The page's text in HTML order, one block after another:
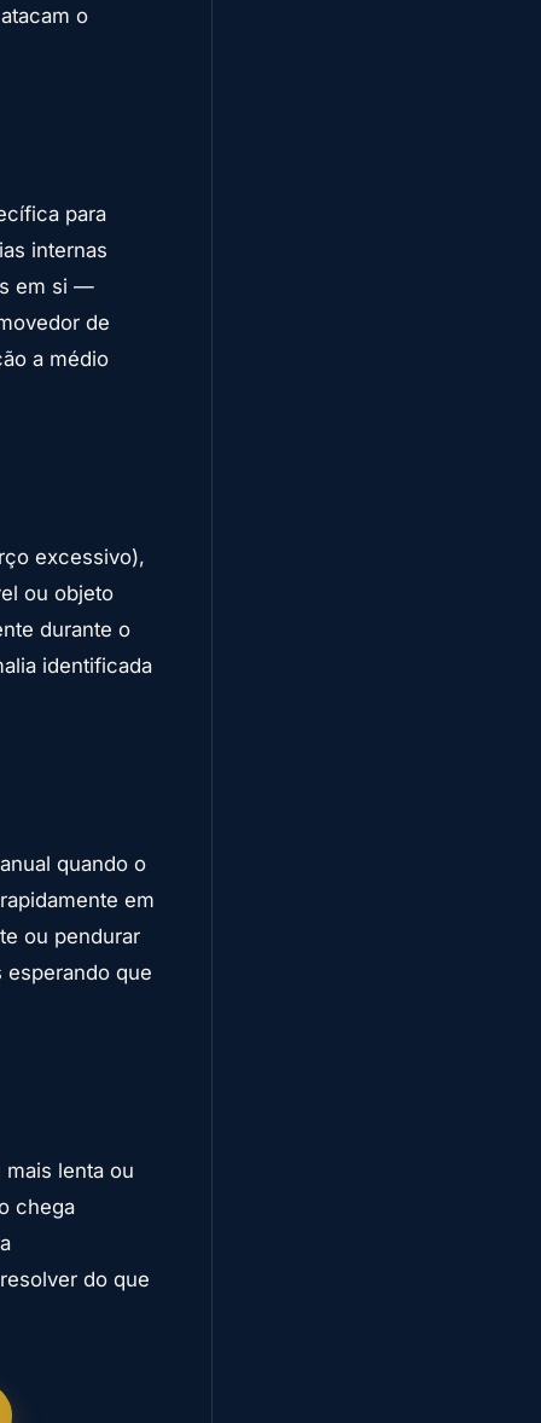
o
para
internas
em si —
de
a médio
excessivo),
ou objeto
durante o
identificada
quando o
em
ou pendurar
esperando que
lenta ou
chega
do que